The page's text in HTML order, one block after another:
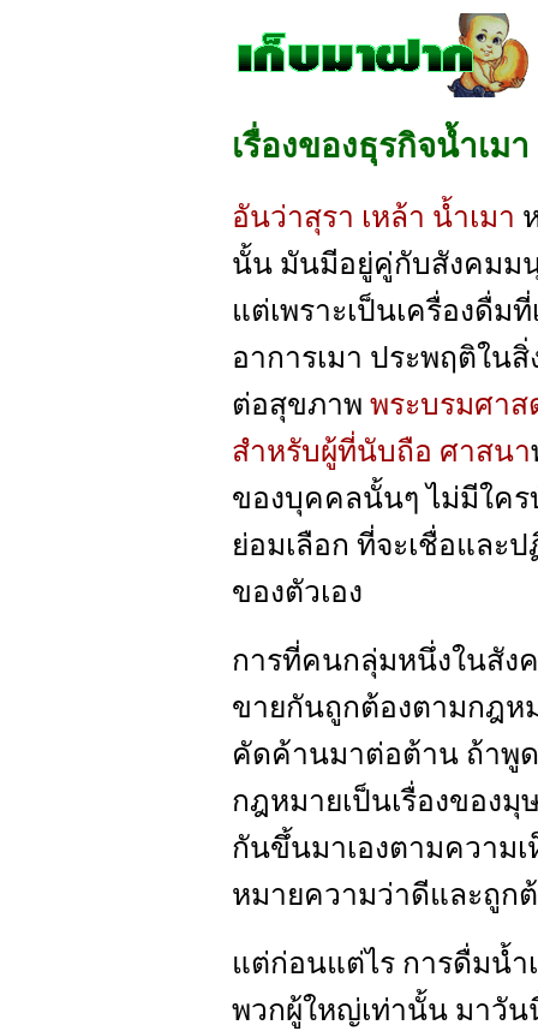
เรื่องของธุรกิจน้ำเ
อันว่าสุรา เหล้า น้ำเมา
นั้น มันมีอยู่คู่กับสังคมม
แต่เพราะเป็นเครื่องดื่
อาการเมา ประพฤติใน
ต่อสุขภาพ พระบรมศา
สำหรับผู้ที่นับถือ ศาสนา
ของบุคคลนั้นๆ ไม่มีใค
ย่อมเลือก ที่จะเชื่อแล
ของตัวเอง
การที่คนกลุ่มหนึ่งในสัง
ขายกันถูกต้องตามกฎห
คัดค้านมาต่อต้าน ถ้าพู
กฎหมายเป็นเรื่องของ
กันขึ้นมาเองตามความ
หมายความว่าดีและถูก
แต่ก่อนแต่ไร การดื่มน้ำ
พวกผู้ใหญ่เท่านั้น มาวัน